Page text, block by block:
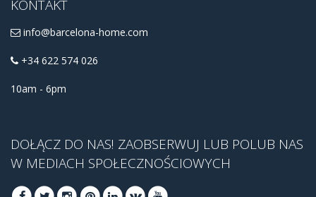
KONTAKT
info@barcelona-home.com
+34 622 574 026
10am - 6pm
DOŁĄCZ DO NAS! ZAOBSERWUJ LUB POLUB NAS
W MEDIACH SPOŁECZNOŚCIOWYCH